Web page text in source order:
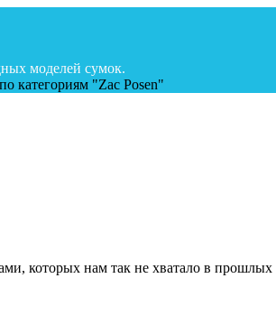
моделей сумок.
категориям "Zac Posen"
которых нам так не хватало в прошлых